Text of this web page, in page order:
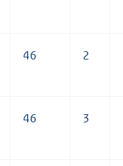
46 2
46 3